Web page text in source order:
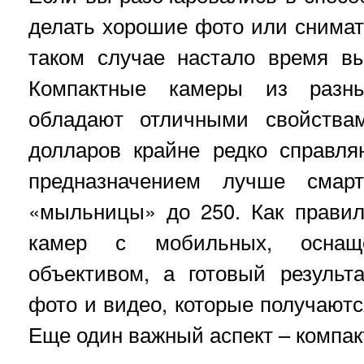
делать хорошие фото или
таком случае настало время
Компактные камеры из
обладают отличными
долларов крайне редко
предназначением лучше
«мыльницы» до 250. Как
камер с мобильных,
объективом, а готовый
фото и видео, которые
Еще один важный аспект –